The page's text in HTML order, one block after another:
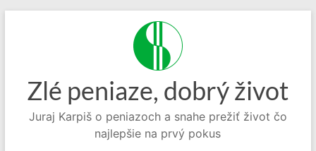
Zlé peniaze, dobrý život
Juraj Karpiš o peniazoch a snahe prežiť život čo
najlepšie na prvý pokus